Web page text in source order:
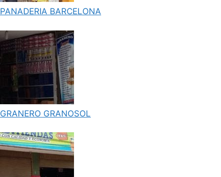
PANADERIA BARCELONA
GRANERO GRANOSOL